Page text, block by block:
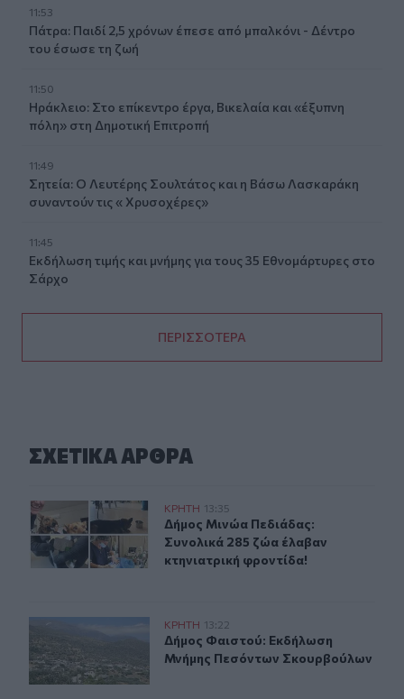
11:53
Πάτρα: Παιδί 2,5 χρόνων έπεσε από μπαλκόνι - Δέντρο
του έσωσε τη ζωή
11:50
Ηράκλειο: Στο επίκεντρο έργα, Βικελαία και «έξυπνη
πόλη» στη Δημοτική Επιτροπή
11:49
Σητεία: Ο Λευτέρης Σουλτάτος και η Βάσω Λασκαράκη
συναντούν τις « Χρυσοχέρες»
11:45
Εκδήλωση τιμής και μνήμης για τους 35 Εθνομάρτυρες στο
Σάρχο
ΠΕΡΙΣΣΟΤΕΡΑ
ΣΧΕΤΙΚA AΡΘΡΑ
Δήμος Μινώα Πεδιάδας: Συνολικά 285 ζώα έλαβαν
ΚΡΗΤΗ 13:35
Δήμος Μινώα Πεδιάδας: Συνολικά
Δήμος Μινώα Πεδιάδας:
Συνολικά 285 ζώα έλαβαν
κτηνιατρική φροντίδα!
Δήμος Φαιστού: Εκδήλωση Μνήμης Πεσόντων
ΚΡΗΤΗ 13:22
Δήμος Φαιστού: Εκδήλωση
Δήμος Φαιστού: Εκδήλωση
Μνήμης Πεσόντων Σκουρβούλων